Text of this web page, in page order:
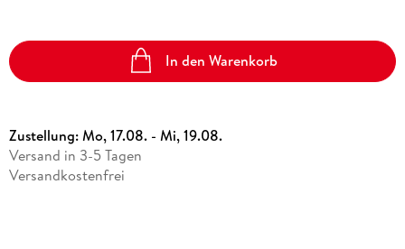
In den Warenkorb
Zustellung:Mo, 17.08. - Mi, 19.08.
Versand in 3-5 Tagen
Versandkostenfrei